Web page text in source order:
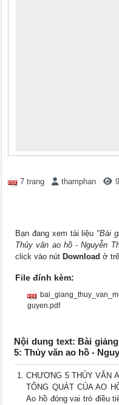
7 trang thamphan
Bạn đang xem tài liệu "Bài
Thủy văn ao hồ - Nguyễn
click vào nút Download ở
File đính kèm:
guyen.pdf
Nội dung text: Bài
5: Thủy văn ao hồ -
CHƯƠNG 5 THỦY VĂN
TỔNG QUÁT CỦA AO
Ao hồ đóng vai trò điều